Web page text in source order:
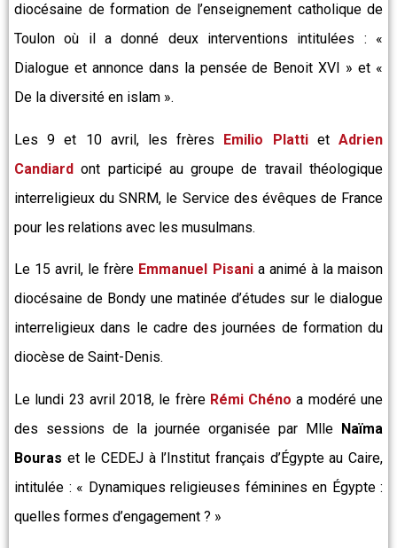
diocésaine de formation de l’enseignement catholique de
Toulon où il a donné deux interventions intitulées : «
Dialogue et annonce dans la pensée de Benoit XVI » et «
De la diversité en islam ».
Les 9 et 10 avril, les frères Emilio PlattietAdrien
Candiard ont participé au groupe de travail théologique
interreligieux du SNRM, le Service des évêques de France
pour les relations avec les musulmans.
Le 15 avril, le frère Emmanuel Pisania animé à la maison
diocésaine de Bondy une matinée d’études sur le dialogue
interreligieux dans le cadre des journées de formation du
diocèse de Saint-Denis.
Le lundi 23 avril 2018, le frère Rémi Chéno a modéré une
des sessions de la journée organisée par Mlle Naïma
Bouras et le CEDEJ à l’Institut français d’Égypte au Caire,
intitulée : « Dynamiques religieuses féminines en Égypte :
quelles formes d’engagement ? »